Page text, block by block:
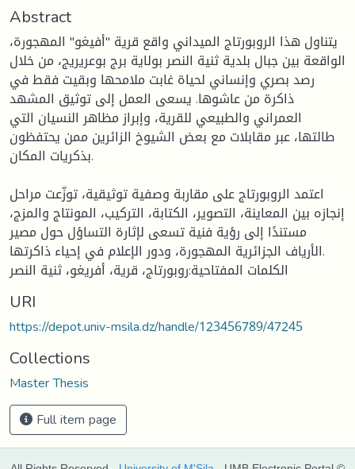
Abstract
يتناول هذا الروبورتاج الميداني واقع قرية "أفيغو" المهجورة،
الواقعة بين جبال بلدية ثنية النصر بولاية برج بوعريريج، من خلال
رصد بصري وإنساني لحياة غابت ملامحها وبقيت فقط في
ذاكرة من عاشوها. يسعى العمل إلى توثيق المشهد
العمراني والطبيعي للقرية، وإبراز مظاهر النسيان التي
طالتها، عبر مقابلات مع بعض الشيوخ الزائرين ممن يحتفظون
بذكريات المكان.
اعتمد الروبورتاج على مقاربة وصفية توثيقية، توزّعت مراحل
إنجازه بين المعاينة، التصوير، الكتابة، التركيب، المونتاج والمزج،
مستندًا إلى رؤية فنية تسعى لإثارة التساؤل حول مصير
الأرياف الجزائرية المهجورة، ودور الإعلام في إحياء ذاكرتها.
الكلمات المفتاحية:روبورتاج، قرية، أفريغو، ثنية النصر
URI
https://depot.univ-msila.dz/handle/123456789/47245
Collections
Master Thesis
Full item page